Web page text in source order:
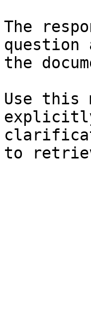
The
question
the
Use this